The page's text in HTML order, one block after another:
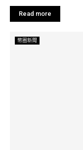
Read more
幣圈新聞